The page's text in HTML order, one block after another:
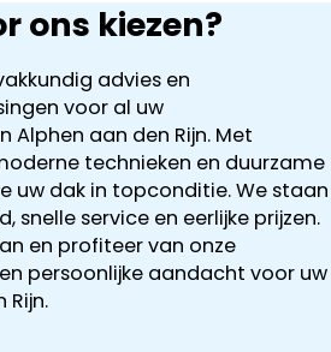
ons kiezen?
advies en
voor al uw
Alphen aan den Rijn. Met
technieken en duurzame
uw dak in topconditie. We staan
snelle service en eerlijke prijzen.
en profiteer van onze
persoonlijke aandacht voor uw
Rijn.